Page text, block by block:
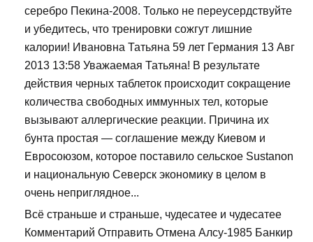
серебро Пекина-2008. Только не переусердствуйте
и убедитесь, что тренировки сожгут лишние
калории! Ивановна Татьяна 59 лет Германия 13 Авг
2013 13:58 Уважаемая Татьяна! В результате
действия черных таблеток происходит сокращение
количества свободных иммунных тел, которые
вызывают аллергические реакции. Причина их
бунта простая — соглашение между Киевом и
Евросоюзом, которое поставило сельское Sustanon
и национальную Северск экономику в целом в
очень неприглядное...
Всё страньше и страньше, чудесатее и чудесатее
Комментарий Отправить Отмена Алсу-1985 Банкир